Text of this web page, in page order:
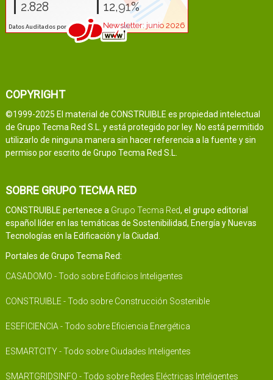
COPYRIGHT
©1999-2025 El material de CONSTRUIBLE es propiedad intelectual
de Grupo Tecma Red S.L. y está protegido por ley. No está permitido
utilizarlo de ninguna manera sin hacer referencia a la fuente y sin
permiso por escrito de Grupo Tecma Red S.L.
SOBRE GRUPO TECMA RED
CONSTRUIBLE pertenece a Grupo Tecma Red, el grupo editorial
español líder en las temáticas de Sostenibilidad, Energía y Nuevas
Tecnologías en la Edificación y la Ciudad.
Portales de Grupo Tecma Red:
CASADOMO - Todo sobre Edificios Inteligentes
CONSTRUIBLE - Todo sobre Construcción Sostenible
ESEFICIENCIA - Todo sobre Eficiencia Energética
ESMARTCITY - Todo sobre Ciudades Inteligentes
SMARTGRIDSINFO - Todo sobre Redes Eléctricas Inteligentes